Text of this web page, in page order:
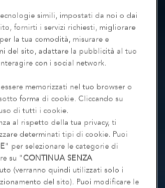
simili, impostati da noi o dai
fornirti i servizi richiesti, migliorare
la tua comodità, misurare e
del sito, adattare la pubblicità al tuo
con i social network.
memorizzati nel tuo browser o
forma di cookie. Cliccando su
di tutti i cookie.
al rispetto della tua privacy, ti
determinati tipi di cookie. Puoi
" per selezionare le categorie di
su "CONTINUA SENZA
(verranno quindi utilizzati solo i
del sito). Puoi modificare le